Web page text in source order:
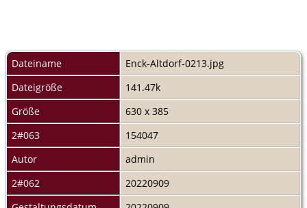
Dateiname
Enck-Altdorf-0213.jpg
Dateigröße
141.47k
Größe
630 x 385
2#063
154047
Autor
admin
2#062
20220909